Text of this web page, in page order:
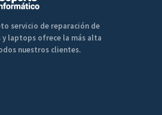
servicio de reparación de
laptops ofrece la más alta
nuestros clientes.